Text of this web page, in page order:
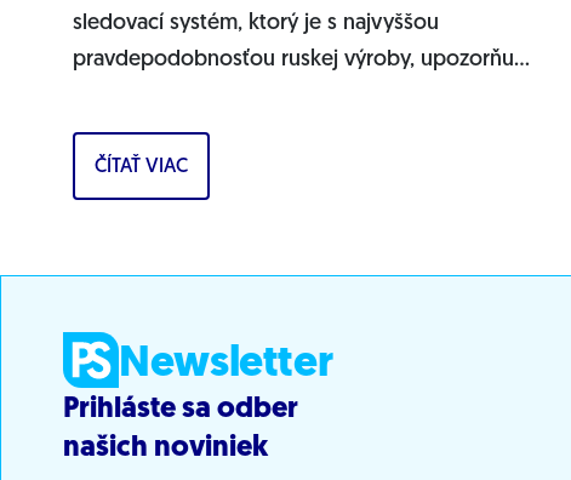
sledovací systém, ktorý je s najvyššou
pravdepodobnosťou ruskej výroby, upozorňuje
objavujú nové...
ČÍTAŤ VIAC
Newsletter
Prihláste sa odber
našich noviniek